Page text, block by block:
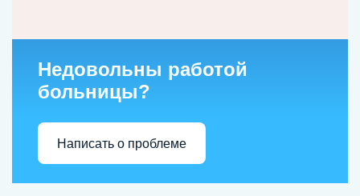
Недовольны работой
больницы?
Написать о проблеме